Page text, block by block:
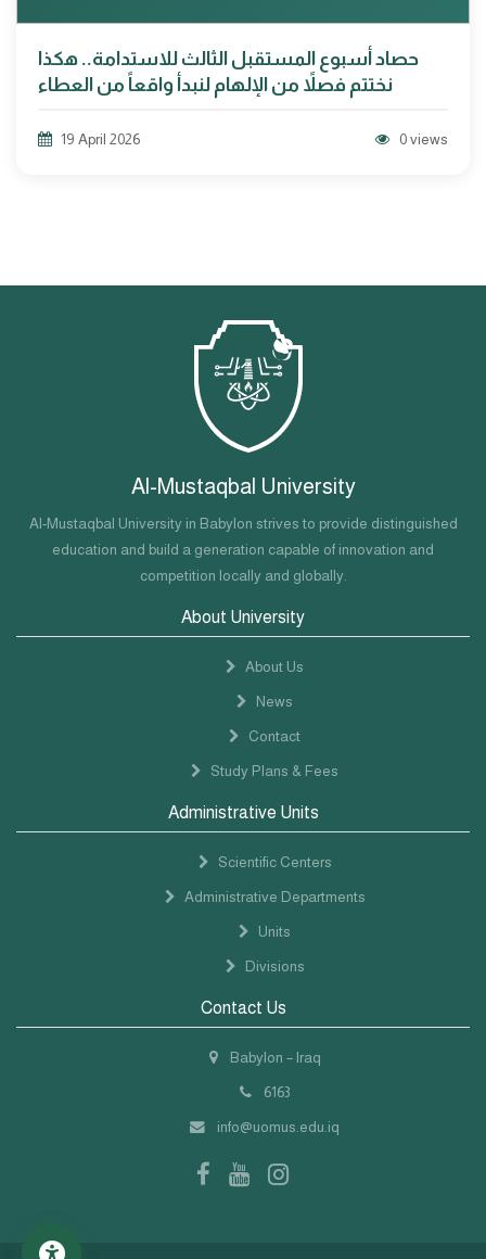
حصاد أسبوع المستقبل الثالث للاستدامة.. هكذا
نختتم فصلاً من الإلهام لنبدأ واقعاً من العطاء
19 April 2026 0 views
Al-Mustaqbal University
Al-Mustaqbal University in Babylon strives to provide distinguished
education and build a generation capable of innovation and
competition locally and globally.
About University
About Us
News
Contact
Study Plans & Fees
Administrative Units
Scientific Centers
Administrative Departments
Units
Divisions
Contact Us
Babylon – Iraq
6163
info@uomus.edu.iq